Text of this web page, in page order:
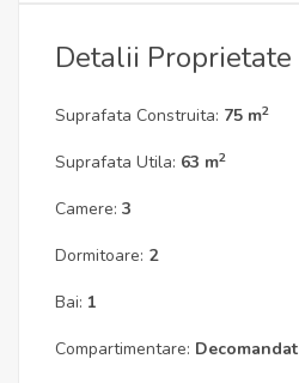
Detalii Proprietate
Suprafata Construita: 75 m2
Suprafata Utila: 63 m2
Camere: 3
Dormitoare: 2
Bai: 1
Compartimentare: Decomandat